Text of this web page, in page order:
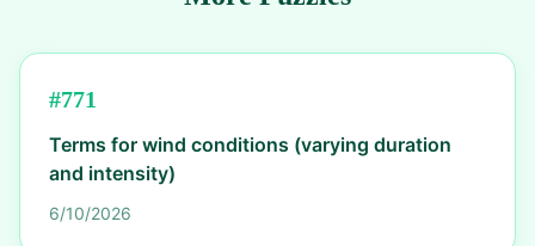
#771
Terms for wind conditions (varying duration
and intensity)
6/10/2026